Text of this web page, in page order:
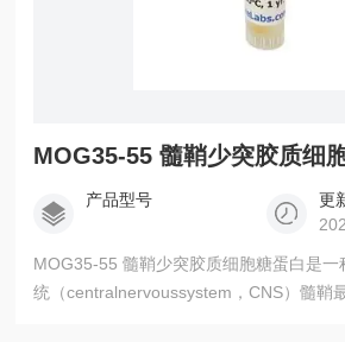
MOG35-55 髓鞘少突胶质细
产品型号
更
MOG35-55 髓鞘少突胶质细胞糖蛋白是一
统（centralnervoussystem，CNS）髓鞘